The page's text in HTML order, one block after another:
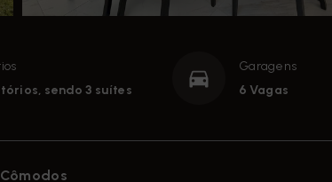
sendo 3 suítes
Garagens
6 Vagas
Cômodos